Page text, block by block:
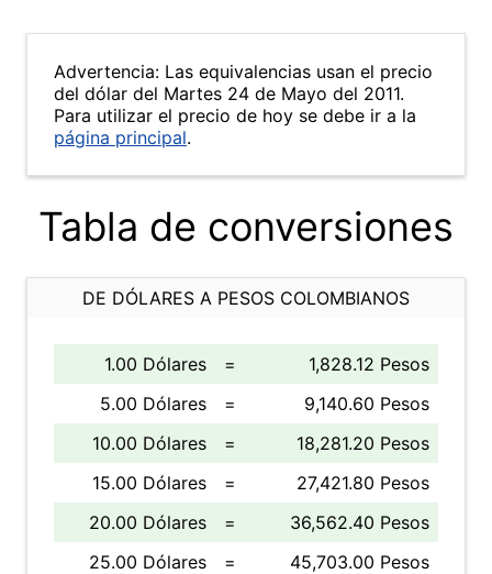
Advertencia: Las equivalencias usan el precio
del dólar del Martes 24 de Mayo del 2011.
Para utilizar el precio de hoy se debe ir a la
página principal.
Tabla de conversiones
DE DÓLARES A PESOS COLOMBIANOS
1.00 Dólares =
1,828.12 Pesos
5.00 Dólares
=
9,140.60 Pesos
10.00 Dólares
=
18,281.20 Pesos
15.00 Dólares
=
27,421.80 Pesos
20.00 Dólares
=
36,562.40 Pesos
25.00 Dólares
=
45,703.00 Pesos